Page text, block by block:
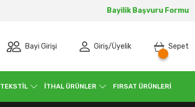
Bayilik Başvuru Formu
Bayi Girişi Giriş/Üyelik Sepet
TEKSTİL İTHAL ÜRÜNLER FIRSAT ÜRÜNLERİ